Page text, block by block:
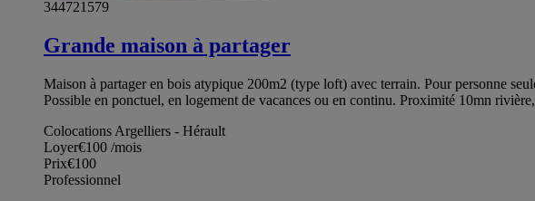
344721579
Grande maison à partager
Maison à partager en bois atypique 200m2 (type loft) avec terrain. Pour personne
Possible en ponctuel, en logement de vacances ou en continu. Proximité 10mn
Colocations Argelliers - Hérault
Loyer€100 /mois
Prix€100
Professionnel